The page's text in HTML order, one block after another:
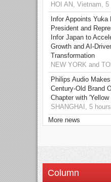
HOI AN, Vietnam, 5
Infor Appoints
President and
Infor Japan to
Growth and AI-
Transformation
NEW YORK and
Philips Audio
Century-Old Brand
Chapter with 'Yellow
SHANGHAI, 5
More news
Column